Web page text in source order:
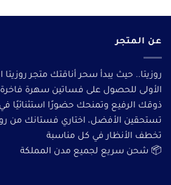
عن المتجر
روزيتا.. حيث يبدأ سحر أناقتك متجر
الأولى للحصول على فساتين سهرة
ذوقك الرفيع وتمنحك حضورًا استثنائيًا
تستحقين الأفضل، اختاري فستانك من
تخطف الأنظار في كل مناسبة
📦 شحن سريع لجميع مدن المملكة